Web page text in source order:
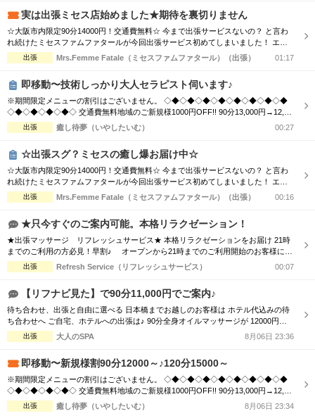
実は出張ミセス店始めました★期待を裏切りません
☆大阪市内限定90分14000円！交通費無料☆ 今まで出張サービスないの？ と言わ
れ続けたミセスファムファタールが今回出張サービス初めてしまいました！ エリ
アによっては交通費の差が出ますので詳細はTELにてお伝えさせて頂きます。 90
分コース14000円 120分コース18000円 でのご案内☆ 是非この機会に一度お電話お
出張 Mrs.Femme Fatale（ミセスファムファタール）（出張） 01:17
即移動〜技術しっかり大人セラピスト伺います♪
※期間限定メニューの割引はございません。 ◇◆◇◆◇◆◇◆◇◆◇◆◇◆◇◆
◇◆◇◆◇◆◇◆◇ 交通費無料地域のご新規様1000円OFF!! 90分13,000円→12,00
0円 120分16,000円→15,000円 150分20,000円→19,000円 ※指名料別途 ◇◆◇◆◇
◆◇◆◇◆◇◆◇◆◇◆◇◆◇◆◇◆◇◆◇ 市内の交通費を頂く地域のご新規様1
出張 癒し待夢（いやしたいむ） 00:27
☆出張スグ？ミセスの癒し爆お届け中☆
☆大阪市内限定90分14000円！交通費無料☆ 今まで出張サービスないの？ と言わ
れ続けたミセスファムファタールが今回出張サービス初めてしまいました！ エリ
アによっては交通費の差が出ますので詳細はTELにてお伝えさせて頂きます。 90
分コース14000円 120分コース18000円 でのご案内☆ 是非この機会に一度お電話お
出張 Mrs.Femme Fatale（ミセスファムファタール）（出張） 00:16
★只今すぐのご案内可能。本格リラクゼーション！
★出張マッサージ リフレッシュサービス★ 本格リラクゼーションをお届け 21時
までのご利用の方必見！早割♪ オープンから21時までのご利用開始のお客様に限
り、 全コース料金より【1000円割引】！ ご予約時に”早割り利用”とお伝えく
ださい 日頃のお疲れをお客様のプライベート空間で癒します。 ボディケアコース
も良し！...
出張 Refresh Service（リフレッシュサービス） 00:07
【リフナビ見た】で90分11,000円でご案内♪
待ち合わせ、出張と自由に選べる 日本橋までお越しのお客様は ホテル代込みの待
ち合わせへ ご自宅、ホテルへの出張は♪ 90分全身オイルマッサージが 12000円
→→11000円の1000円引き 120分全身オイルマッサージが 20000円 →→18000円
の2000円引き でご利用いただけます
出張 大人のSPA 8月06日 23:36
即移動〜新規様割90分12000～♪120分15000～
※期間限定メニューの割引はございません。 ◇◆◇◆◇◆◇◆◇◆◇◆◇◆◇◆
◇◆◇◆◇◆◇◆◇ 交通費無料地域のご新規様1000円OFF!! 90分13,000円→12,00
0円 120分16,000円→15,000円 150分20,000円→19,000円 ※指名料別途 ◇◆◇◆◇
◆◇◆◇◆◇◆◇◆◇◆◇◆◇◆◇◆◇◆◇ 市内の交通費を頂く地域のご新規様1
出張 癒し待夢（いやしたいむ） 8月06日 23:34